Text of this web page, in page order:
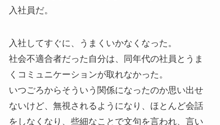
入社員だ。
入社してすぐに、うまくいかなくなった。
社会不適合者だった自分は、同年代の社員とうま
くコミュニケーションが取れなかった。
いつごろからそういう関係になったのか思い出せ
ないけど、無視されるようになり、ほとんど会話
をしなくなり、些細なことで文句を言われ、言い